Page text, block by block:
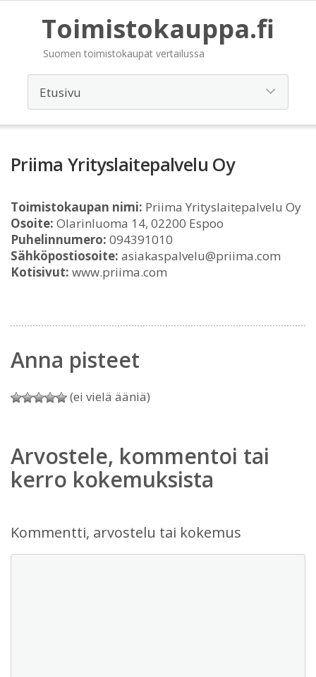
Toimistokauppa.fi
Suomen toimistokaupat vertailussa
Priima Yrityslaitepalvelu Oy
Toimistokaupan nimi: Priima Yrityslaitepalvelu Oy
Osoite: Olarinluoma 14, 02200 Espoo
Puhelinnumero: 094391010
Sähköpostiosoite: asiakaspalvelu@priima.com
Kotisivut: www.priima.com
Anna pisteet
(ei vielä ääniä)
Arvostele, kommentoi tai
kerro kokemuksista
Kommentti, arvostelu tai kokemus